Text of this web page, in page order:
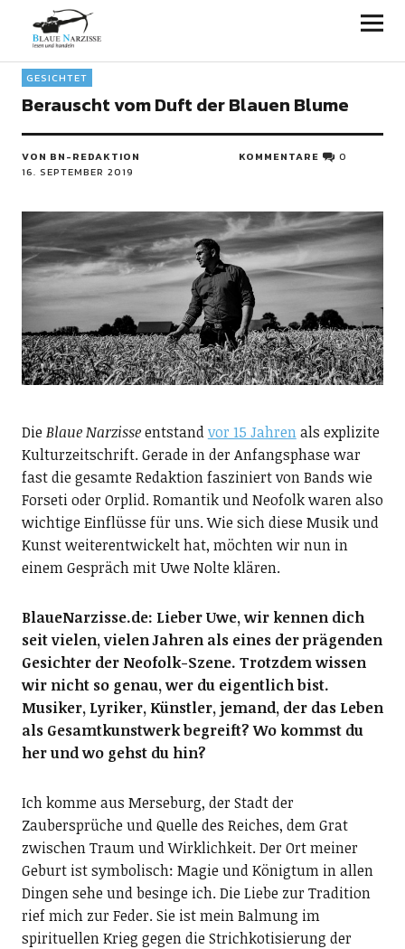
Blaue Narzisse
GESICHTET
Berauscht vom Duft der Blauen Blume
VON BN-REDAKTION
16. SEPTEMBER 2019
KOMMENTARE 0
DieBlaue Narzisseentstandvor 15 Jahrenals explizite
Kulturzeitschrift. Gerade in der Anfangsphase war
fast die gesamte Redaktion fasziniert von Bands wie
Forseti oder Orplid. Romantik und Neofolk waren also
wichtige Einflüsse für uns. Wie sich diese Musik und
Kunst weiterentwickelt hat, möchten wir nun in
einem Gespräch mit Uwe Nolte klären.
BlaueNarzisse.de: Lieber Uwe, wir kennen dich
seit vielen, vielen Jahren als eines der prägenden
Gesichter der Neofolk-Szene. Trotzdem wissen
wir nicht so genau, wer du eigentlich bist.
Musiker, Lyriker, Künstler, jemand, der das Leben
als Gesamtkunstwerk begreift? Wo kommst du
her und wo gehst du hin?
Ich komme aus Merseburg, der Stadt der
Zaubersprüche und Quelle des Reiches, dem Grat
zwischen Traum und Wirklichkeit. Der Ort meiner
Geburt ist symbolisch: Magie und Königtum in allen
Dingen sehe und besinge ich. Die Liebe zur Tradition
rief mich zur Feder. Sie ist mein Balmung im
spirituellen Krieg gegen die Strichkotisierung der